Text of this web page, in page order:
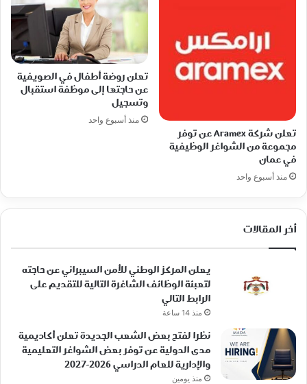
تعلن شركة Aramex عن توفر
مجموعة من الشواغر الوظيفية
في عمان
منذ أسبوع واحد
تعلن روضة أطفال في الصويفية
عن حاجتها إلى موظفة استقبال
وتسجيل
منذ أسبوع واحد
أخر المقالات
يعلن المركز الوطني للأمن السيبراني عن حاجته
لتعبئة الوظائف الشاغرة التالية للتقديم على
الرابط التالي
منذ 14 ساعة
نظرا لفتح بعض الشعب الجديدة تعلن أكاديمية
مدى الدولية عن توفر بعض الشواغر التعليمية
والإدارية للعام الدراسي 2026-2027
منذ يومين